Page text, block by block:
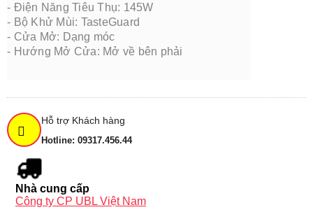
- Điện Năng Tiêu Thụ: 145W
- Bộ Khử Mùi: TasteGuard
- Cửa Mở: Dạng móc
- Hướng Mở Cửa: Mở về bên phải
Hỗ trợ Khách hàng
Hotline: 09317.456.44
Nhà cung cấp
Công ty CP UBL Việt Nam